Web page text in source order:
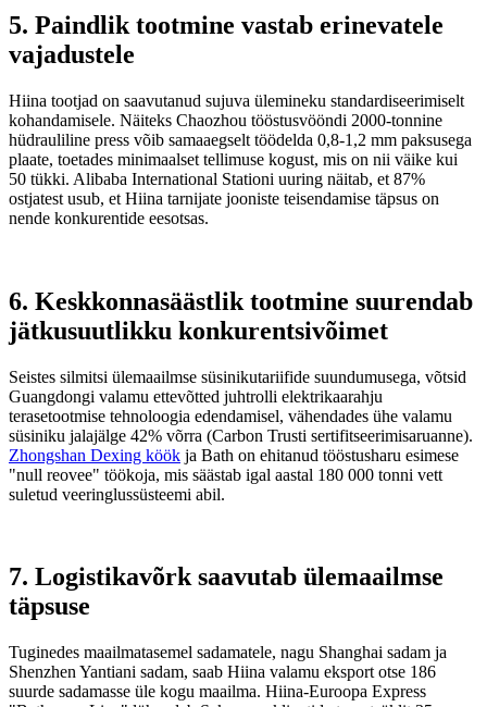
5. Paindlik tootmine vastab erinevatele
vajadustele
Hiina tootjad on saavutanud sujuva ülemineku standardiseerimiselt
kohandamisele. Näiteks Chaozhou tööstusvööndi 2000-tonnine
hüdrauliline press võib samaaegselt töödelda 0,8-1,2 mm paksusega
plaate, toetades minimaalset tellimuse kogust, mis on nii väike kui
50 tükki. Alibaba International Stationi uuring näitab, et 87%
ostjatest usub, et Hiina tarnijate jooniste teisendamise täpsus on
nende konkurentide eesotsas.
6. Keskkonnasäästlik tootmine suurendab
jätkusuutlikku konkurentsivõimet
Seistes silmitsi ülemaailmse süsinikutariifide suundumusega, võtsid
Guangdongi valamu ettevõtted juhtrolli elektrikaarahju
terasetootmise tehnoloogia edendamisel, vähendades ühe valamu
süsiniku jalajälge 42% võrra (Carbon Trusti sertifitseerimisaruanne).
Zhongshan Dexing köök ja Bath on ehitanud tööstusharu esimese
"null reovee" töökoja, mis säästab igal aastal 180 000 tonni vett
suletud veeringlussüsteemi abil.
7. Logistikavõrk saavutab ülemaailmse
täpsuse
Tuginedes maailmatasemel sadamatele, nagu Shanghai sadam ja
Shenzhen Yantiani sadam, saab Hiina valamu eksport otse 186
suurde sadamasse üle kogu maailma. Hiina-Euroopa Express